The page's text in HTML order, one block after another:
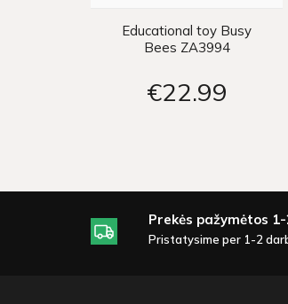
Educational toy Busy
Bees ZA3994
€22 99
Prekės pažymėtos
Pristatysime per 1-2